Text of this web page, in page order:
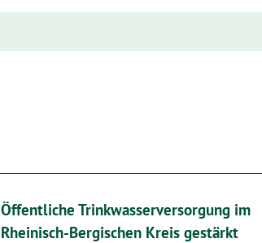
Öffentliche Trinkwasserversorgung im
Rheinisch-Bergischen Kreis gestärkt